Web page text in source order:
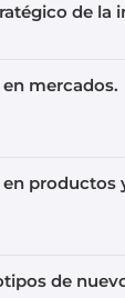
de la
mercados.
productos
de